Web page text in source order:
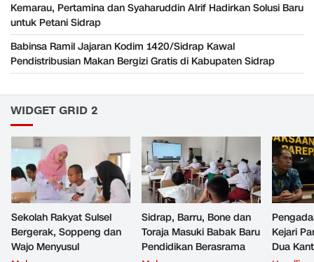
Kemarau, Pertamina dan Syaharuddin Alrif Hadirkan Solusi Baru
untuk Petani Sidrap
Babinsa Ramil Jajaran Kodim 1420/Sidrap Kawal
Pendistribusian Makan Bergizi Gratis di Kabupaten Sidrap
WIDGET GRID 2
Sekolah Rakyat Sulsel
Bergerak, Soppeng dan
Wajo Menyusul
Sidrap, Barru, Bone dan
Toraja Masuki Babak Baru
Pendidikan Berasrama
Kejari
Dua